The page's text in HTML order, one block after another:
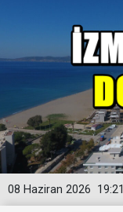
19:21
08 Haziran 2026